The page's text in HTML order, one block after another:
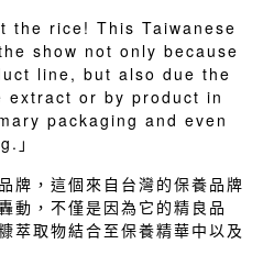
the rice! This Taiwanese
show not only because
line, but also due the
or by product in
packaging and even
」
牌，這個來自台灣的保養品牌
動，不僅是因為它的精良品
萃取物結合至保養精華中以及